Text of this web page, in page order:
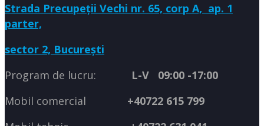
Strada Precupeții Vechi nr. 65, corp A, ap. 1
parter,
sector 2, București
Program de lucru: L-V 09:00 -17:00
Mobil comercial +40722 615 799